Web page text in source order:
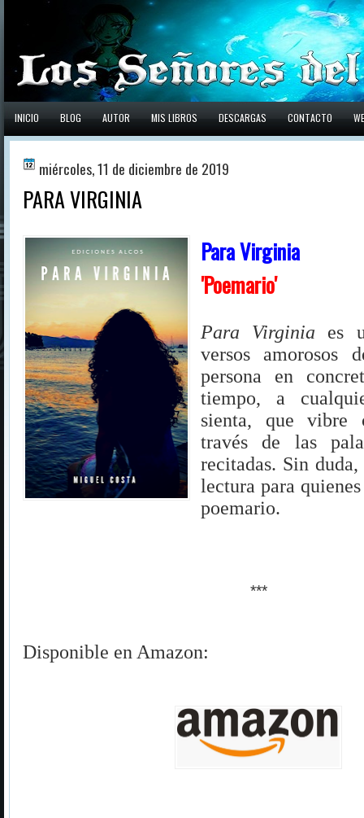
INICIO BLOG AUTOR MIS LIBROS DESCARGAS CONTACTO
miércoles, 11 de diciembre de 2019
PARA VIRGINIA
Para Virginia
'Poemario'
Para Virginia es
versos amorosos
persona en
tiempo, a
sienta, que
través de las
recitadas. Sin
lectura para
poemario.
***
Disponible en Amazon: